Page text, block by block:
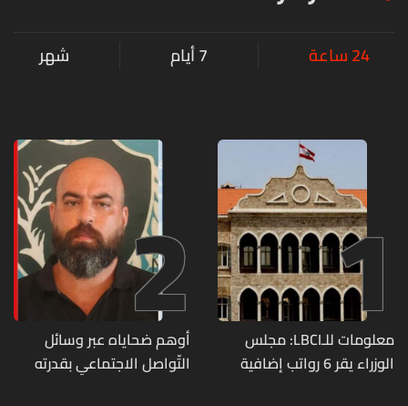
24 ساعة 7 أيام شهر
1
معلومات للـLBCI: مجلس
الوزراء يقر 6 رواتب إضافية
2
أوهم ضحاياه عبر وسائل
التّواصل الاجتماعي بقدرته